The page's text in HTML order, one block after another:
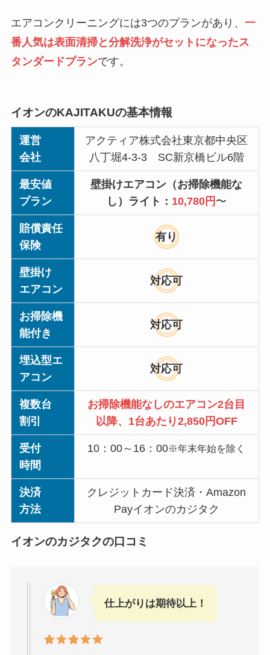
エアコンクリーニングには3つのプランがあり、 一
番人気は表面清掃と分解洗浄がセットになったス
タンダードプランです。
イオンのKAJITAKUの基本情報
運営
会社
アクティア株式会社東京都中央区
八丁堀4-3-3 SC新京橋ビル6階
最安値
プラン
壁掛けエアコン（お掃除機能な
し）ライト： 10,780円 〜
賠償責任
保険
有り
壁掛け
エアコン
対応可
お掃除機
能付き
対応可
埋込型エ
アコン
対応可
複数台
割引
お掃除機能なしのエアコン2台目
以降、1台あたり2,850円OFF
受付
時間
10：00～16：00※年末年始を除く
決済
方法
クレジットカード決済・Amazon
Payイオンのカジタク
イオンのカジタクの口コミ
仕上がりは期待以上！